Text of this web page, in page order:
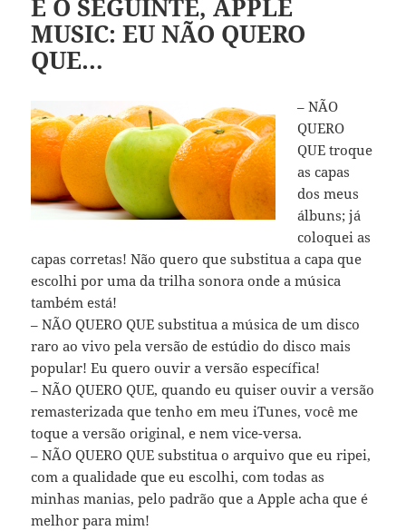
É O SEGUINTE, APPLE
MUSIC: EU NÃO QUERO
QUE…
– NÃO
QUERO
QUE troque
as capas
dos meus
álbuns; já
coloquei as
capas corretas! Não quero que substitua a capa que
escolhi por uma da trilha sonora onde a música
também está!
– NÃO QUERO QUE substitua a música de um disco
raro ao vivo pela versão de estúdio do disco mais
popular! Eu quero ouvir a versão específica!
– NÃO QUERO QUE, quando eu quiser ouvir a versão
remasterizada que tenho em meu iTunes, você me
toque a versão original, e nem vice-versa.
– NÃO QUERO QUE substitua o arquivo que eu ripei,
com a qualidade que eu escolhi, com todas as
minhas manias, pelo padrão que a Apple acha que é
melhor para mim!